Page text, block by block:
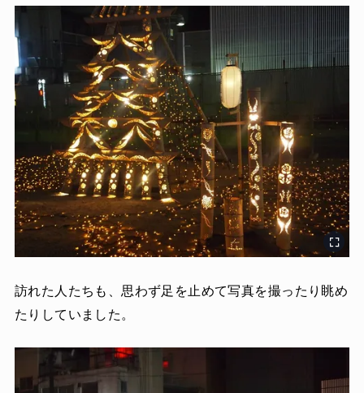
訪れた人たちも、思わず足を止めて写真を撮ったり眺め
たりしていました。